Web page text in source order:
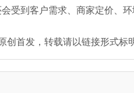
受到客户需求、商家定价、环
创首发，转载请以链接形式标